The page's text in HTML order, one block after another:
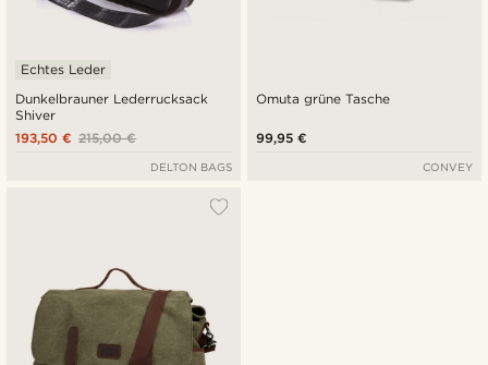
Dunkelbrauner Lederrucksack
Shiver
Echtes Leder
215,00 €
193,50 €
DELTON BAGS
Omuta grüne Tasche
99,95 €
CONVEY